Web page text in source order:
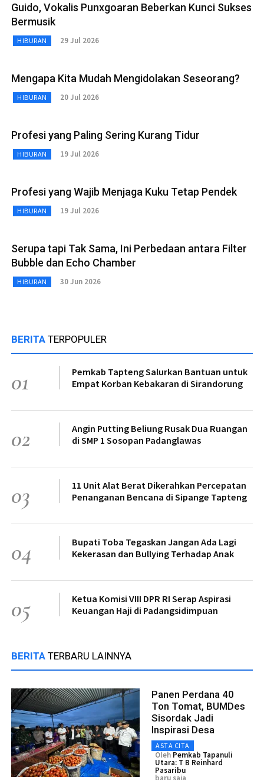
Guido, Vokalis Punxgoaran Beberkan Kunci Sukses
Bermusik
HIBURAN 29 Jul 2026
Mengapa Kita Mudah Mengidolakan Seseorang?
HIBURAN 20 Jul 2026
Profesi yang Paling Sering Kurang Tidur
HIBURAN 19 Jul 2026
Profesi yang Wajib Menjaga Kuku Tetap Pendek
HIBURAN 19 Jul 2026
Serupa tapi Tak Sama, Ini Perbedaan antara Filter
Bubble dan Echo Chamber
HIBURAN 30 Jun 2026
BERITA TERPOPULER
01
Pemkab Tapteng Salurkan Bantuan untuk
Empat Korban Kebakaran di Sirandorung
02
Angin Putting Beliung Rusak Dua Ruangan
di SMP 1 Sosopan Padanglawas
03
11 Unit Alat Berat Dikerahkan Percepatan
Penanganan Bencana di Sipange Tapteng
04
Bupati Toba Tegaskan Jangan Ada Lagi
Kekerasan dan Bullying Terhadap Anak
05
Ketua Komisi VIII DPR RI Serap Aspirasi
Keuangan Haji di Padangsidimpuan
BERITA TERBARU LAINNYA
Panen Perdana 40
Ton Tomat, BUMDes
Sisordak Jadi
Inspirasi Desa
ASTA CITA
Oleh Pemkab Tapanuli
Utara: T B Reinhard
Pasaribu
baru saja